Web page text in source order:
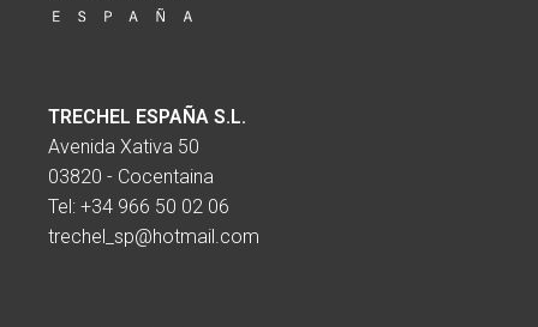
TRECHEL ESPAÑA S.L.
Avenida Xativa 50
03820 - Cocentaina
Tel:+34 966 50 02 06
trechel_sp@hotmail.com